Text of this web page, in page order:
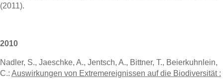
(2011).
2010
Nadler, S., Jaeschke, A., Jentsch, A., Bittner, T., Beierkuhnlein,
C.: Auswirkungen von Extremereignissen auf die Biodiversität :